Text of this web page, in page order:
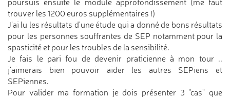
poursuis ensuite le module approfondissement (me faut
trouver les 1200 euros supplémentaires !)
J'ai lu les résultats d'une étude qui a donné de bons résultats
pour les personnes souffrantes de SEP notamment pour la
spasticité et pour les troubles de la sensibilité.
Je fais le pari fou de devenir praticienne à mon tour ..
j'aimerais bien pouvoir aider les autres SEPiens et
SEPiennes.
Pour valider ma formation je dois présenter 3 "cas" que